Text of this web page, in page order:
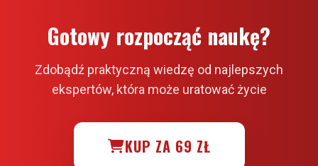
Gotowy rozpocząć naukę?
Zdobądź praktyczną wiedzę od najlepszych
ekspertów, która może uratować życie
KUP ZA 69 ZŁ